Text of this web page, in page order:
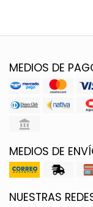
MEDIOS DE
MEDIOS DE
NUESTRAS